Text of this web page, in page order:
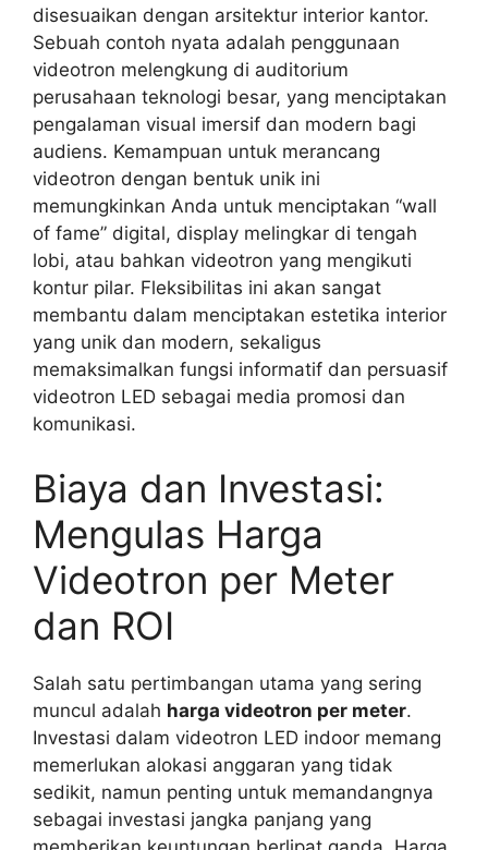
disesuaikan dengan arsitektur interior kantor.
Sebuah contoh nyata adalah penggunaan
videotron melengkung di auditorium
perusahaan teknologi besar, yang menciptakan
pengalaman visual imersif dan modern bagi
audiens. Kemampuan untuk merancang
videotron dengan bentuk unik ini
memungkinkan Anda untuk menciptakan “wall
of fame” digital, display melingkar di tengah
lobi, atau bahkan videotron yang mengikuti
kontur pilar. Fleksibilitas ini akan sangat
membantu dalam menciptakan estetika interior
yang unik dan modern, sekaligus
memaksimalkan fungsi informatif dan persuasif
videotron LED sebagai media promosi dan
komunikasi.
Biaya dan Investasi:
Mengulas Harga
Videotron per Meter
dan ROI
Salah satu pertimbangan utama yang sering
muncul adalah harga videotron per meter.
Investasi dalam videotron LED indoor memang
memerlukan alokasi anggaran yang tidak
sedikit, namun penting untuk memandangnya
sebagai investasi jangka panjang yang